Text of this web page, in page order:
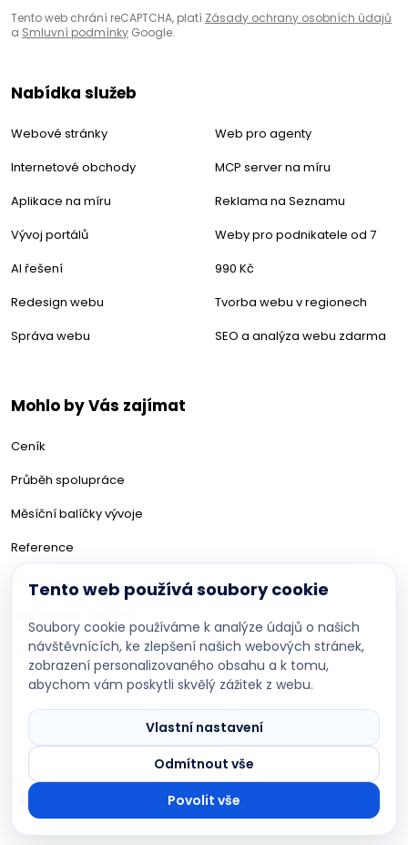
Tento web chrání reCAPTCHA, platí Zásady ochrany osobních údajů
a Smluvní podmínky Google.
Nabídka služeb
Webové stránky
Internetové obchody
Aplikace na míru
Vývoj portálů
AI řešení
Redesign webu
Správa webu
Web pro agenty
MCP server na míru
Reklama na Seznamu
Weby pro podnikatele od 7
990 Kč
Tvorba webu v regionech
SEO a analýza webu zdarma
Mohlo by Vás zajímat
Ceník
Průběh spolupráce
Měsíční balíčky vývoje
Reference
Případové studie
Z našeho blogu
© DevBoys 2017-2026 · Všechna práva vyhrazena
Ochrana osobních údajůNastavení cookies
Tento web používá soubory cookie
Soubory cookie používáme k analýze údajů o našich
návštěvnících, ke zlepšení našich webových stránek,
zobrazení personalizovaného obsahu a k tomu,
abychom vám poskytli skvělý zážitek z webu.
Vlastní nastavení
Odmítnout vše
Povolit vše
DevBoys AI asistent